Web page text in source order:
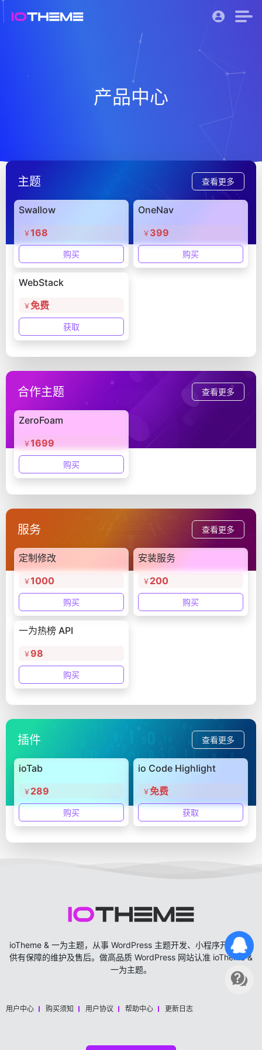
产品中心
主题 查看更多
Swallow
￥168
购买
OneNav
￥ 399
购买
WebStack
￥免费
获取
合作主题 查看更多
ZeroFoam
￥1699
购买
服务 查看更多
定制修改
￥1000
购买
安装服务
￥ 200
购买
一为热榜 API
￥98
购买
插件 查看更多
ioTab
￥ 289
购买
io Code Highlight
￥免费
获取
ioTheme & 一为主题，从事 WordPress 主题开发、小程序开发，提
供有保障的维护及售后。做高品质 WordPress 网站认准 ioTheme &
一为主题。
用户中心 购买须知 用户协议 帮助中心 更新日志